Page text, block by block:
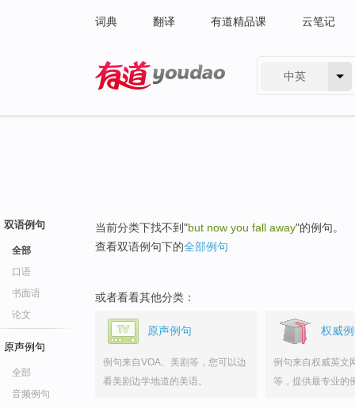
词典 翻译 有道精品课 云笔记
中英
双语例句
全部
口语
书面语
论文
原声例句
全部
音频例句
当前分类下找不到"but now you fall away"的例句。
查看双语例句下的全部例句
或者看看其他分类：
原声例句
例句来自VOA、美剧等，您可以边
看美剧边学地道的美语。
权威
例句来自权威英文
等，提供最专业的